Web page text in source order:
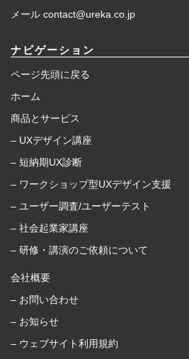
メール contact@ureka.co.jp
ナビゲーション
ページ先頭に戻る
ホーム
商品とサービス
– UXデザイン講座
– 短納期UX診断
– ワークショップ型UXデザイン支援
– ユーザー調査/ユーザーテスト
– 社会起業家講座
– 研修・講演のご依頼について
会社概要
– お問い合わせ
– お知らせ
– ウェブサイト利用規約